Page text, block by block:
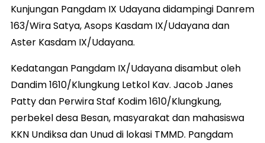
Kunjungan Pangdam IX Udayana didampingi Danrem
163/Wira Satya, Asops Kasdam IX/Udayana dan
Aster Kasdam IX/Udayana.
Kedatangan Pangdam IX/Udayana disambut oleh
Dandim 1610/Klungkung Letkol Kav. Jacob Janes
Patty dan Perwira Staf Kodim 1610/Klungkung,
perbekel desa Besan, masyarakat dan mahasiswa
KKN Undiksa dan Unud di lokasi TMMD. Pangdam